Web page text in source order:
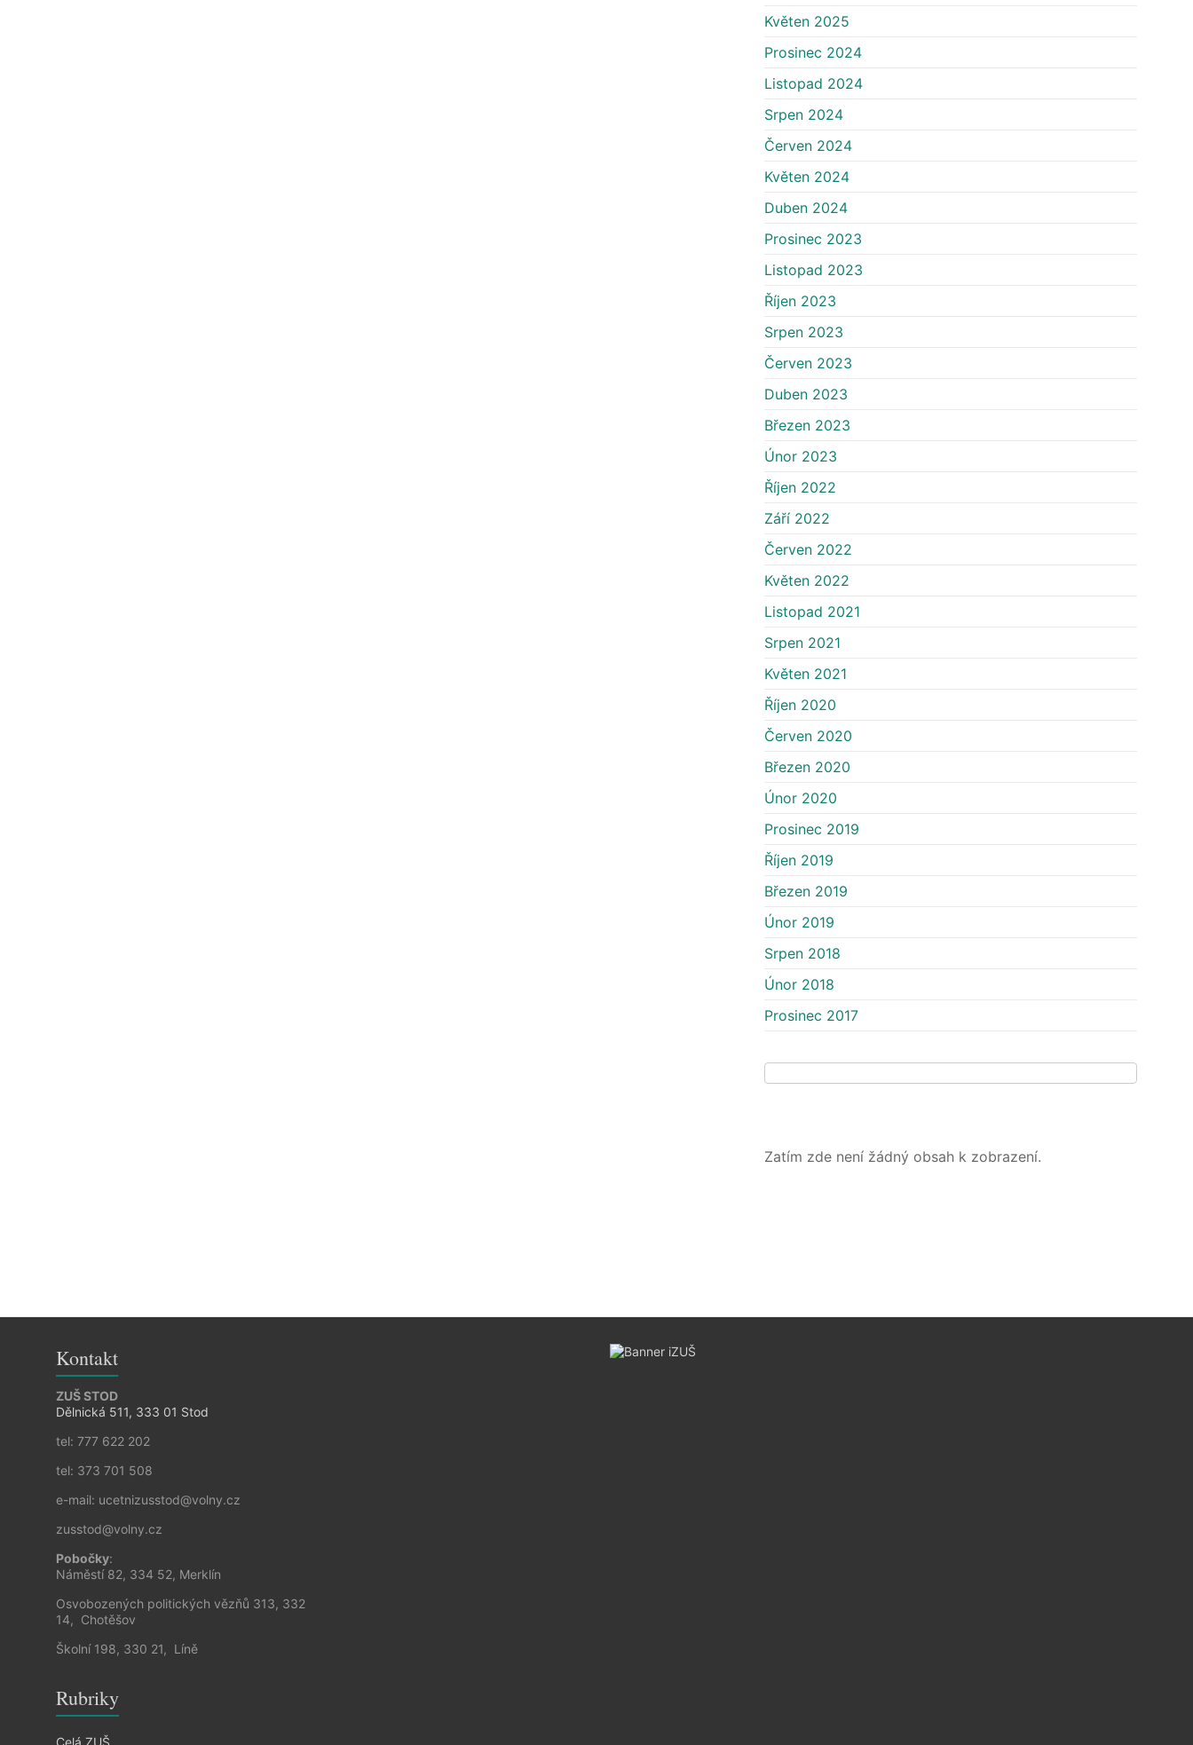
Květen 2025
Prosinec 2024
Listopad 2024
Srpen 2024
Červen 2024
Květen 2024
Duben 2024
Prosinec 2023
Listopad 2023
Říjen 2023
Srpen 2023
Červen 2023
Duben 2023
Březen 2023
Únor 2023
Říjen 2022
Září 2022
Červen 2022
Květen 2022
Listopad 2021
Srpen 2021
Květen 2021
Říjen 2020
Červen 2020
Březen 2020
Únor 2020
Prosinec 2019
Říjen 2019
Březen 2019
Únor 2019
Srpen 2018
Únor 2018
Prosinec 2017
Zatím zde není žádný obsah k zobrazení.
Kontakt
ZUŠ STOD
Dělnická 511, 333 01 Stod
tel: 777 622 202
tel: 373 701 508
e-mail: ucetnizusstod@volny.cz
zusstod@volny.cz
Pobočky:
Náměstí 82, 334 52, Merklín
Osvobozených politických vězňů 313, 332
14, Chotěšov
Školní 198, 330 21, Líně
Rubriky
Celá ZUŠ